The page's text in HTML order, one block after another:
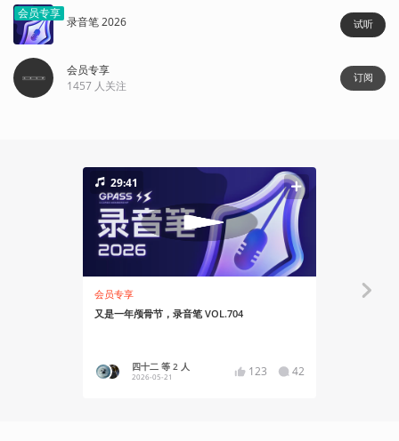
会员专享
录音笔 2026 试听
会员专享
1457 人关注
订阅
29:41
会员专享
又是一年颅骨节，录音笔 VOL.704
四十二 等 2 人
2026-05-21 123 42
会员专享